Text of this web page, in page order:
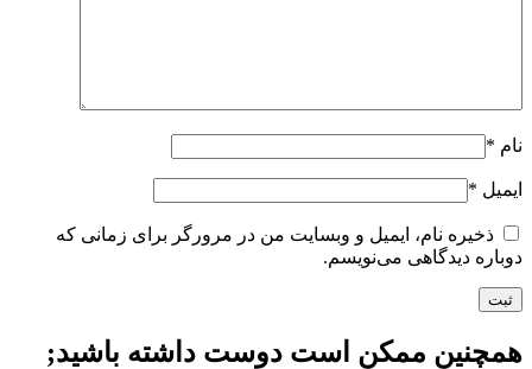
نام *
ایمیل *
ذخیره نام، ایمیل و وبسایت من در مرورگر برای زمانی که
دوباره دیدگاهی می‌نویسم.
همچنین ممکن است دوست داشته باشید;